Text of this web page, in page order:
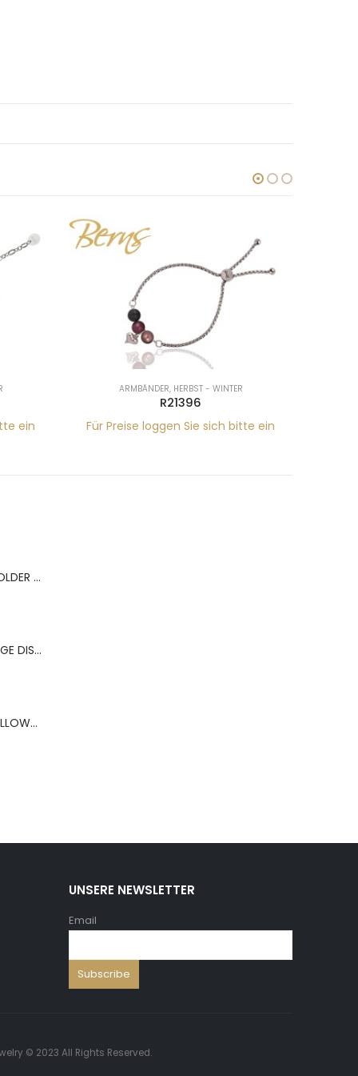
ein
ARMBÄNDER, HERBST - WINTER
R21396
Für Preise loggen Sie sich bitte ein
BERNS ACR.RING HOLDER 180*120MM FOR 9 RINGS
BERNS ACR.OHRRINGE DISP. 130*320MM FOR 36 PAIRS
BERNS ARMBAND PILLOW+HOLD.8*8 ,5 WH.PU
UNSERE NEWSLETTER
Email
© 2023 All Rights Reserved.